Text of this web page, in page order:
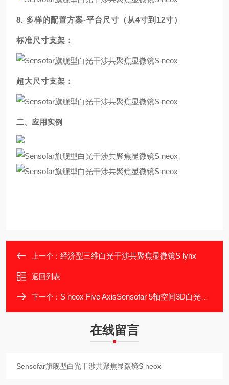
8. 多样的配置方案-平台尺寸（从4寸到12寸）
标准尺寸支架：
超大尺寸支架：
二、应用实例
上一个： 经济型三维白光干涉共聚焦显微镜S lynx
返回列表
下一个： S neox Five AxisSensofar 5轴空间3D白光干涉共聚焦显微镜
在线留言